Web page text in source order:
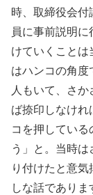
時、取締役会付
員に事前説明
けていくことは
はハンコの角度
人もいて、さ
ば捺印しなけれ
コを押してい
う」と。当時
り付けたと意
しな話でありま